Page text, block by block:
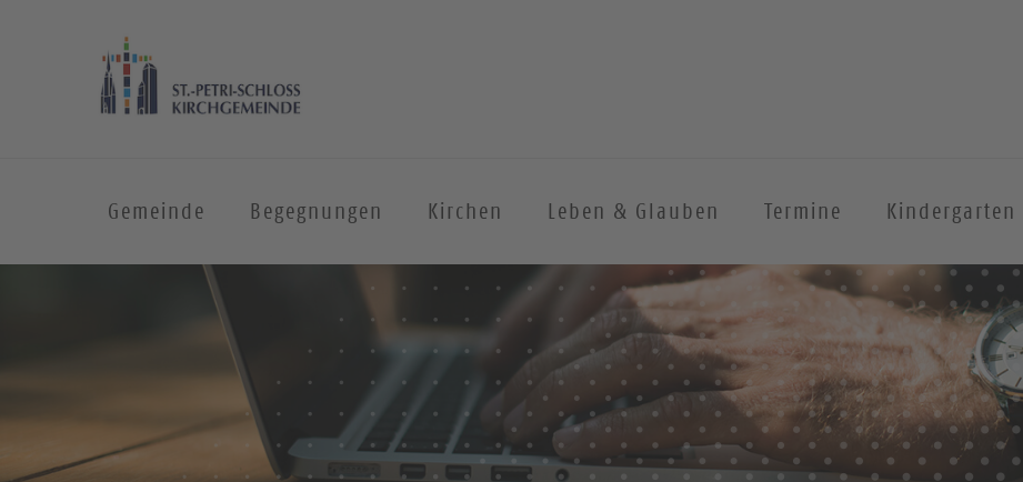
Gemeinde Begegnungen Kirchen Leben & Glauben Termine Kindergarten